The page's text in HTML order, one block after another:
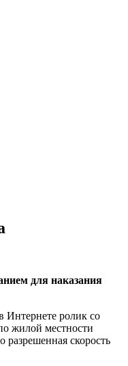
для наказания
Интернете ролик со
жилой местности
разрешенная скорость